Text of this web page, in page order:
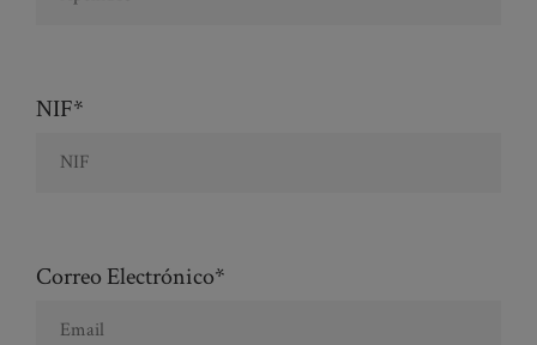
NIF*
Correo Electrónico*